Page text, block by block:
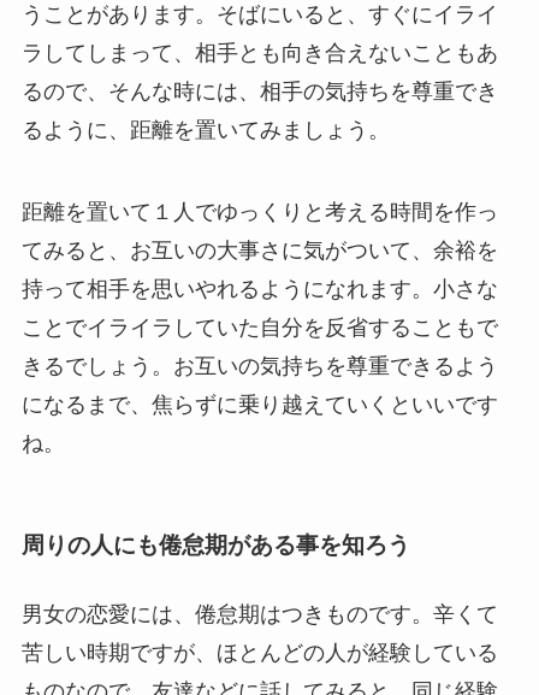
うことがあります。そばにいると、すぐにイライ
ラしてしまって、相手とも向き合えないこともあ
るので、そんな時には、相手の気持ちを尊重でき
るように、距離を置いてみましょう。
距離を置いて１人でゆっくりと考える時間を作っ
てみると、お互いの大事さに気がついて、余裕を
持って相手を思いやれるようになれます。小さな
ことでイライラしていた自分を反省することもで
きるでしょう。お互いの気持ちを尊重できるよう
になるまで、焦らずに乗り越えていくといいです
ね。
周りの人にも倦怠期がある事を知ろう
男女の恋愛には、倦怠期はつきものです。辛くて
苦しい時期ですが、ほとんどの人が経験している